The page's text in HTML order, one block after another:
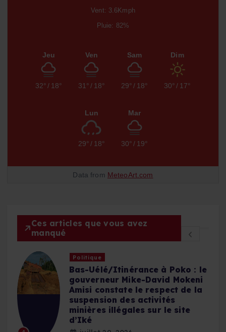
Vent: 3.6Kmph
Pluie: 82%
Jeu
32° / 18°
Ven
31° / 18°
Sam
29° / 18°
Dim
30° / 17°
Lun
29° / 18°
Mar
30° / 19°
Data from MeteoArt.com
Ces articles que vous avez
manqué
Politique
Bas-Uélé /en route vers Poko,
le Gouverneur Mike-David
Mokeni intercepte un camion
chargé de bois exploité
illégalement et agit